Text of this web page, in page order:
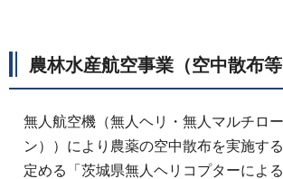
農林水産航空事業（空中散布等
無人航空機（無人ヘリ・無人マルチロ
ン））により農薬の空中散布を実施す
定める「茨城県無人ヘリコプターによ